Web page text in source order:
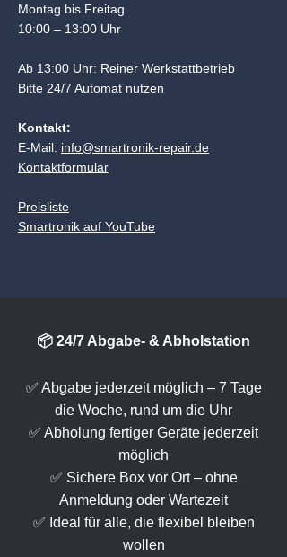
Montag bis Freitag
10:00 – 13:00 Uhr
Ab 13:00 Uhr: Reiner Werkstattbetrieb
Bitte 24/7 Automat nutzen
Kontakt:
E-Mail: info@smartronik-repair.de
Kontaktformular
Preisliste
Smartronik auf YouTube
📦 24/7 Abgabe- & Abholstation
✅ Abgabe jederzeit möglich – 7 Tage
die Woche, rund um die Uhr
✅ Abholung fertiger Geräte jederzeit
möglich
✅ Sichere Box vor Ort – ohne
Anmeldung oder Wartezeit
✅ Ideal für alle, die flexibel bleiben
wollen